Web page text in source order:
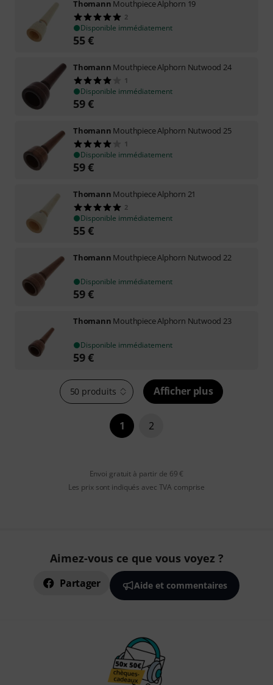
Thomann Mouthpiece Alphorn 19
2
Disponible immédiatement
55€
Thomann Mouthpiece Alphorn Nutwood 24
1
Disponible immédiatement
59€
Thomann Mouthpiece Alphorn Nutwood 25
1
Disponible immédiatement
59€
Thomann Mouthpiece Alphorn 21
2
Disponible immédiatement
55€
Thomann Mouthpiece Alphorn Nutwood 22
Disponible immédiatement
59€
Thomann Mouthpiece Alphorn Nutwood 23
Disponible immédiatement
59€
50 produits Afficher plus
1 2
Envoi gratuit à partir de 69 €
Les prix sont indiqués avec TVA comprise
Aimez-vous ce que vous voyez ?
Partager Aide et commentaires